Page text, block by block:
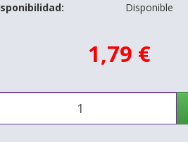
Disponible
1,79 €